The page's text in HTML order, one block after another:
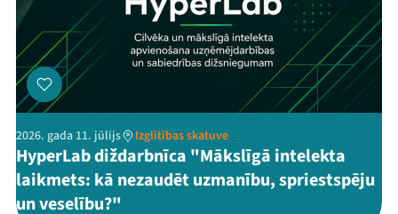
2026. gada 11. jūlijs Izglītības skatuve
HyperLab diždarbnīca "Mākslīgā intelekta
laikmets: kā nezaudēt uzmanību, spriestspēju
un veselību?"